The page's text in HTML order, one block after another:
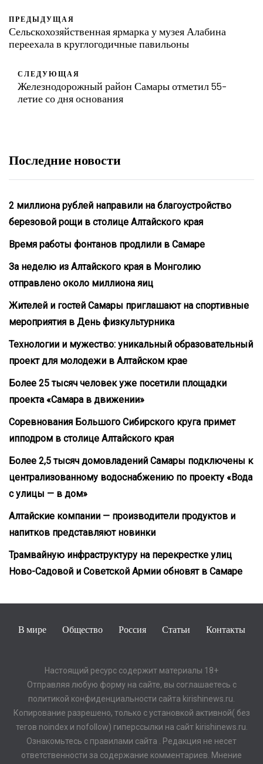
ПРЕДЫДУЩАЯ
Сельскохозяйственная ярмарка у музея Алабина
переехала в круглогодичные павильоны
СЛЕДУЮЩАЯ
Железнодорожный район Самары отметил 55-
летие со дня основания
Последние новости
2 миллиона рублей направили на благоустройство
березовой рощи в столице Алтайского края
Время работы фонтанов продлили в Самаре
За неделю из Алтайского края в Монголию
отправлено около миллиона яиц
Жителей и гостей Самары приглашают на спортивные
мероприятия в День физкультурника
Технологии и мужество: уникальный образовательный
проект для молодежи в Алтайском крае
Более 25 тысяч человек уже посетили площадки
проекта «Самара в движении»
Соревнования Большого Сибирского круга примет
ипподром в столице Алтайского края
Более 2,5 тысяч домовладений Самары подключены к
централизованному водоснабжению по проекту «Вода
с улицы — в дом»
Алтайские компании — производители продуктов и
напитков представляют новинки
Трамвайную инфраструктуру на перекрестке улиц
Ново-Садовой и Советской Армии обновят в Самаре
В мире Общество Россия Статьи Контакты
Настоящий ресурс содержит материалы 18+
Отправляя любую форму на сайте, вы соглашаетесь с
политикой конфиденциальности сайта kirishinews.ru.
Копирование разрешено, только с установкой активной( без
тегов noindex и nofollow) гиперссылки на сайт kirishinews.ru.
Ознакомьтесь с правилами сайта . Редакция не несет
ответственности за содержание комментариев. Мнение